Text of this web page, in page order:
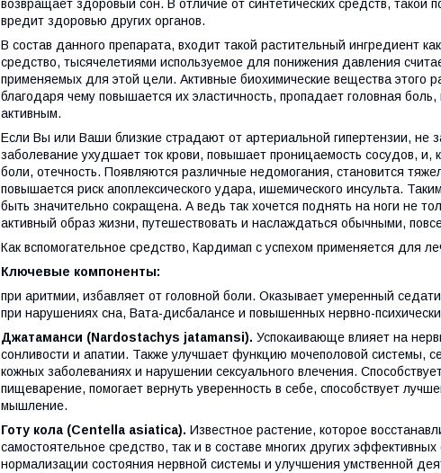
возвращает здоровый сон. В отличие от синтетических средств,
вредит здоровью других органов.
В состав данного препарата, входит такой растительный ингредиент
средство, тысячелетиями используемое для понижения давления
применяемых для этой цели. Активные биохимические вещества этого
благодаря чему повышается их эластичность, пропадает головная
активным.
Если Вы или Ваши близкие страдают от артериальной гипертензии, не
заболевание ухудшает ток крови, повышает проницаемость сосудов, и,
боли, отечность. Появляются различные недомогания, становится
повышается риск апоплексического удара, ишемического инсульта.
быть значительно сокращена. А ведь так хочется поднять на ноги не
активный образ жизни, путешествовать и наслаждаться обычными,
Как вспомогательное средство, Кардимап с успехом применяется для
Ключевые компоненты:
при аритмии, избавляет от головной боли. Оказывает умеренный
при нарушениях сна, Вата-дисбалансе и повышенных нервно-
Джатаманси (Nardostachys jatamansi). Успокаивающе влияет на
сонливости и апатии. Также улучшает функцию мочеполовой системы,
кожных заболеваниях и нарушении сексуального влечения.
пищеварение, помогает вернуть уверенность в себе, способствует
мышление.
Готу кола (Centella asiatica). Известное растение, которое
самостоятельное средство, так и в составе многих других
нормализации состояния нервной системы и улучшения умственной